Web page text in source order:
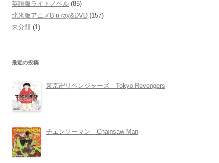
英語版ライトノベル (85)
北米版アニメBlu-ray&DVD (157)
未分類 (1)
最近の投稿
東京卍リベンジャーズ Tokyo Revengers
チェンソーマン Chainsaw Man